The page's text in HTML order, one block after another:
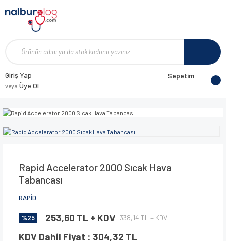
Giriş Yap
veya Üye Ol
Sepetim
Rapid Accelerator 2000 Sıcak Hava
Tabancası
RAPİD
%25 253,60 TL + KDV 338,14 TL + KDV
KDV Dahil Fiyat : 304,32 TL